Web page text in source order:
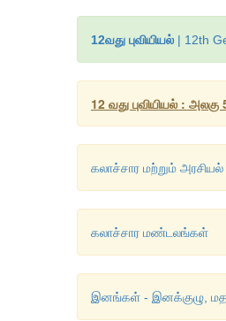
12வது புவியியல் | 12th
12 வது புவியியல் :
கலாச்சார மற்றும் அரசியல்
கலாச்சார மண்டலங்கள்
இனங்கள் - இனக்குழு,